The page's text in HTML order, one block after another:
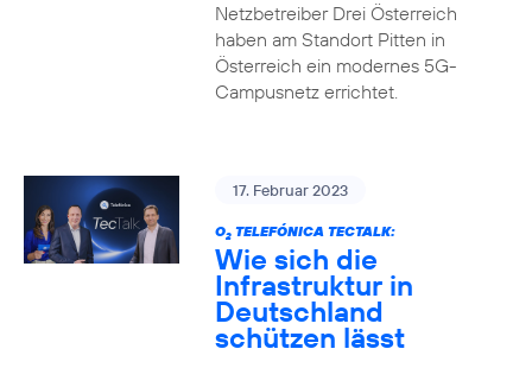
Netzbetreiber Drei Österreich
haben am Standort Pitten in
Österreich ein modernes 5G-
Campusnetz errichtet.
17. Februar 2023
O2TELEFÓNICA TECTALK:
Wie sich die
Infrastruktur in
Deutschland
schützen lässt